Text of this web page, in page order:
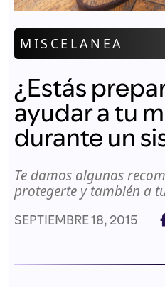
MISCELANEA
¿Estás
ayudar a tu
durante un
Te damos algunas
protegerte y también a
SEPTIEMBRE 18, 2015